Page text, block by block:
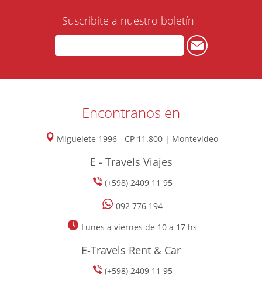
Suscribite a nuestro boletín
Encontranos en
Miguelete 1996 - CP 11.800 | Montevideo
E - Travels Viajes
(+598) 2409 11 95
092 776 194
Lunes a viernes de 10 a 17 hs
E-Travels Rent & Car
(+598) 2409 11 95